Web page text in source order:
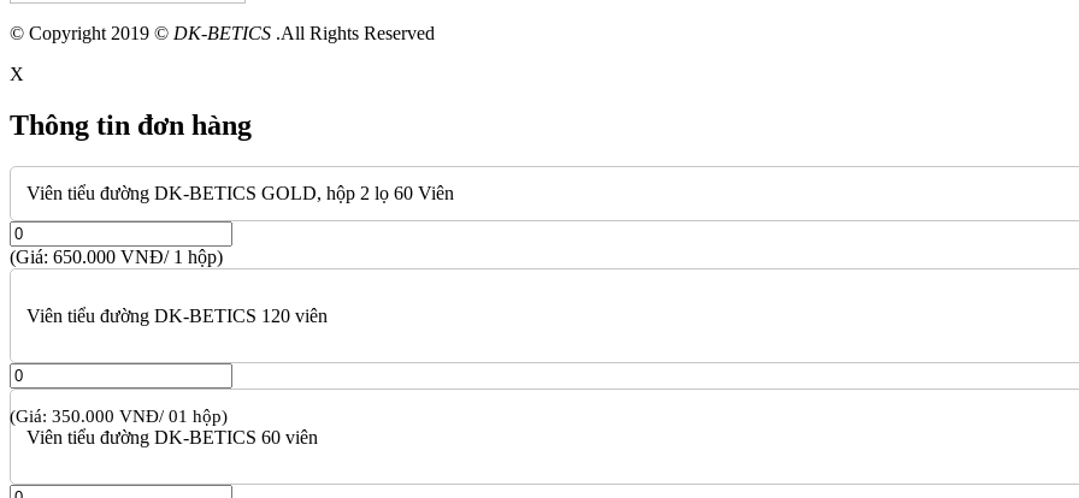
© Copyright 2019 © DK-BETICS .All Rights Reserved
X
Thông tin đơn hàng
Viên tiểu đường DK-BETICS GOLD, hộp 2 lọ 60 Viên
(Giá: 650.000 VNĐ/ 1 hộp)
Viên tiểu đường DK-BETICS 120 viên
(Giá: 350.000 VNĐ/ 01 hộp)
Viên tiểu đường DK-BETICS 60 viên